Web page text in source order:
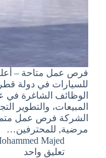
فرص عمل متاحة –
للسيارات في دولة
الوظائف الشاغرة في
المبيعات، والتطوير
الشركة فرص عمل
مرضية, للمحترفين…
Majed
تعليق واحد